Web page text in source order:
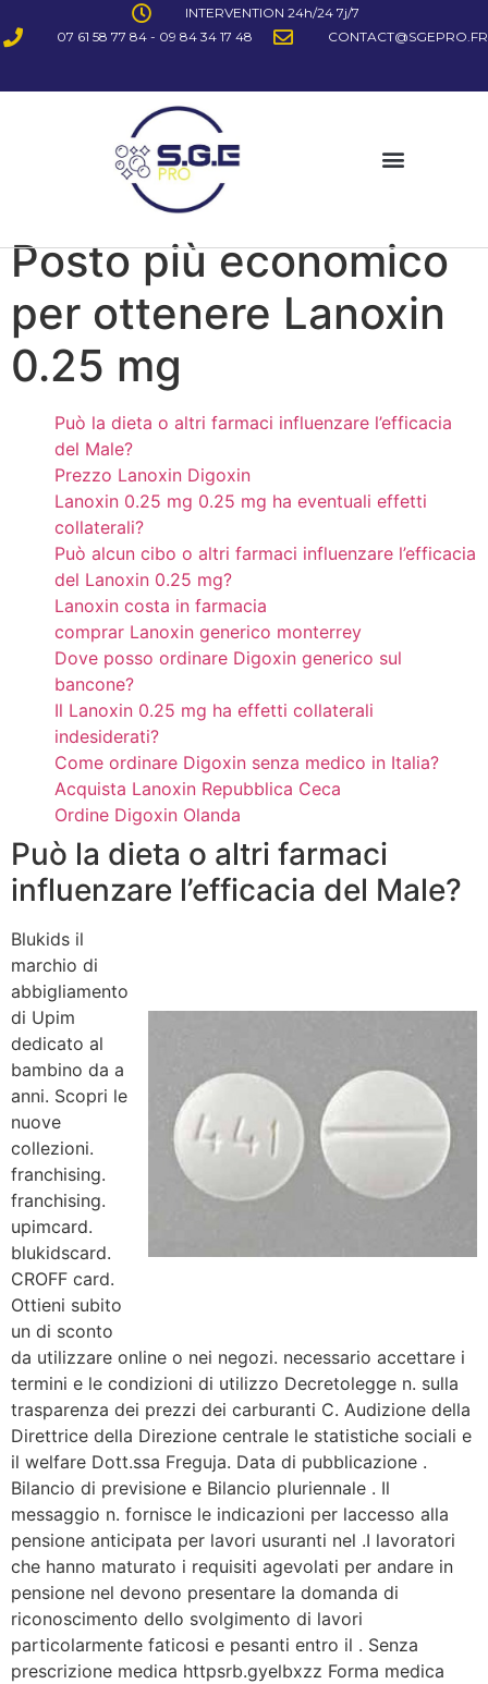
INTERVENTION 24h/24 7j/7
07 61 58 77 84 - 09 84 34 17 48
CONTACT@SGEPRO.FR
Posto più economico
per ottenere Lanoxin
0.25 mg
Può la dieta o altri farmaci influenzare l’efficacia
del Male?
Prezzo Lanoxin Digoxin
Lanoxin 0.25 mg 0.25 mg ha eventuali effetti
collaterali?
Può alcun cibo o altri farmaci influenzare l’efficacia
del Lanoxin 0.25 mg?
Lanoxin costa in farmacia
comprar Lanoxin generico monterrey
Dove posso ordinare Digoxin generico sul
bancone?
Il Lanoxin 0.25 mg ha effetti collaterali
indesiderati?
Come ordinare Digoxin senza medico in Italia?
Acquista Lanoxin Repubblica Ceca
Ordine Digoxin Olanda
Può la dieta o altri farmaci
influenzare l’efficacia del Male?
Blukids il
marchio di
abbigliamento
di Upim
dedicato al
bambino da a
anni. Scopri le
nuove
collezioni.
franchising.
franchising.
upimcard.
blukidscard.
CROFF card.
Ottieni subito
un di sconto
da utilizzare online o nei negozi. necessario accettare i
termini e le condizioni di utilizzo Decretolegge n. sulla
trasparenza dei prezzi dei carburanti C. Audizione della
Direttrice della Direzione centrale le statistiche sociali e
il welfare Dott.ssa Freguja. Data di pubblicazione .
Bilancio di previsione e Bilancio pluriennale . Il
messaggio n. fornisce le indicazioni per laccesso alla
pensione anticipata per lavori usuranti nel .I lavoratori
che hanno maturato i requisiti agevolati per andare in
pensione nel devono presentare la domanda di
riconoscimento dello svolgimento di lavori
particolarmente faticosi e pesanti entro il . Senza
prescrizione medica httpsrb.gyelbxzz Forma medica